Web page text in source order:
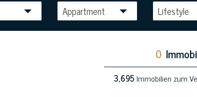
Appartment Lifestyle
0
3,695Immobilien zum